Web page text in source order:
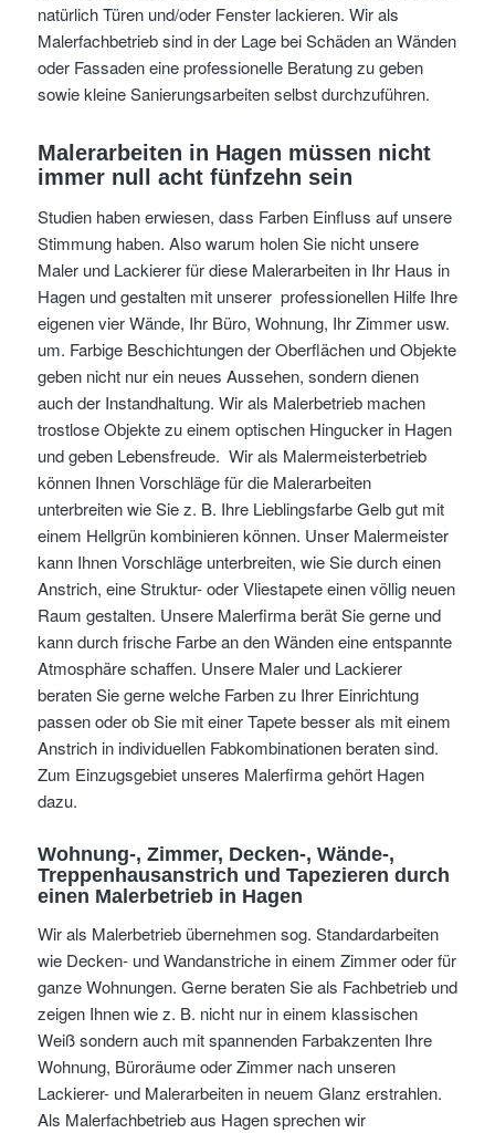
natürlich Türen und/oder Fenster lackieren. Wir als
Malerfachbetrieb sind in der Lage bei Schäden an Wänden
oder Fassaden eine professionelle Beratung zu geben
sowie kleine Sanierungsarbeiten selbst durchzuführen.
Malerarbeiten in Hagen müssen nicht
immer null acht fünfzehn sein
Studien haben erwiesen, dass Farben Einfluss auf unsere
Stimmung haben. Also warum holen Sie nicht unsere
Maler und Lackierer für diese Malerarbeiten in Ihr Haus in
Hagen und gestalten mit unserer professionellen Hilfe Ihre
eigenen vier Wände, Ihr Büro, Wohnung, Ihr Zimmer usw.
um. Farbige Beschichtungen der Oberflächen und Objekte
geben nicht nur ein neues Aussehen, sondern dienen
auch der Instandhaltung. Wir als Malerbetrieb machen
trostlose Objekte zu einem optischen Hingucker in Hagen
und geben Lebensfreude. Wir als Malermeisterbetrieb
können Ihnen Vorschläge für die Malerarbeiten
unterbreiten wie Sie z. B. Ihre Lieblingsfarbe Gelb gut mit
einem Hellgrün kombinieren können. Unser Malermeister
kann Ihnen Vorschläge unterbreiten, wie Sie durch einen
Anstrich, eine Struktur- oder Vliestapete einen völlig neuen
Raum gestalten. Unsere Malerfirma berät Sie gerne und
kann durch frische Farbe an den Wänden eine entspannte
Atmosphäre schaffen. Unsere Maler und Lackierer
beraten Sie gerne welche Farben zu Ihrer Einrichtung
passen oder ob Sie mit einer Tapete besser als mit einem
Anstrich in individuellen Fabkombinationen beraten sind.
Zum Einzugsgebiet unseres Malerfirma gehört Hagen
dazu.
Wohnung-, Zimmer, Decken-, Wände-,
Treppenhausanstrich und Tapezieren durch
einen Malerbetrieb in Hagen
Wir als Malerbetrieb übernehmen sog. Standardarbeiten
wie Decken- und Wandanstriche in einem Zimmer oder für
ganze Wohnungen. Gerne beraten Sie als Fachbetrieb und
zeigen Ihnen wie z. B. nicht nur in einem klassischen
Weiß sondern auch mit spannenden Farbakzenten Ihre
Wohnung, Büroräume oder Zimmer nach unseren
Lackierer- und Malerarbeiten in neuem Glanz erstrahlen.
Als Malerfachbetrieb aus Hagen sprechen wir